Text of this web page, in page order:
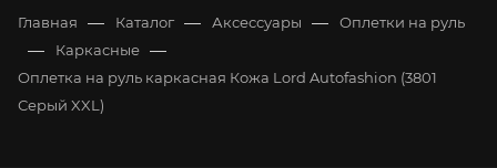
Главная — Каталог — Аксессуары — Оплетки на руль
— Каркасные —
Оплетка на руль каркасная Кожа Lord Autofashion (3801
Серый XXL)